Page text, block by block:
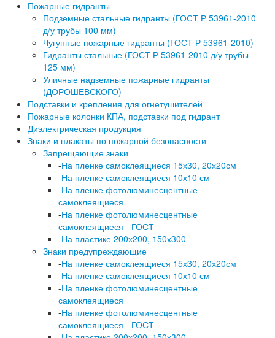
Пожарные гидранты
Подземные стальные гидранты (ГОСТ Р 53961-2010
д/у трубы 100 мм)
Чугунные пожарные гидранты (ГОСТ Р 53961-2010)
Гидранты стальные (ГОСТ Р 53961-2010 д/у трубы
125 мм)
Уличные надземные пожарные гидранты
(ДОРОШЕВСКОГО)
Подставки и крепления для огнетушителей
Пожарные колонки КПА, подставки под гидрант
Диэлектрическая продукция
Знаки и плакаты по пожарной безопасности
Запрещающие знаки
-На пленке самоклеящиеся 15х30, 20х20см
-На пленке самоклеящиеся 10х10 см
-На пленке фотолюминесцентные
самоклеящиеся
-На пленке фотолюминесцентные
самоклеящиеся - ГОСТ
-На пластике 200х200, 150х300
Знаки предупреждающие
-На пленке самоклеящиеся 15х30, 20х20см
-На пленке самоклеящиеся 10х10 см
-На пленке фотолюминесцентные
самоклеящиеся
-На пленке фотолюминесцентные
самоклеящиеся - ГОСТ